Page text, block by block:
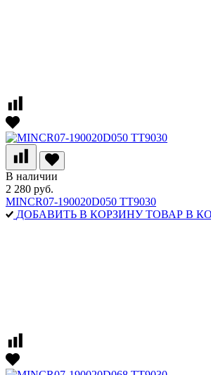
В наличии
2 280 руб.
MINCR07-190020D050 TT9030
ДОБАВИТЬ В КОРЗИНУ ТОВАР В